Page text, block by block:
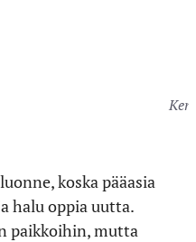
koska pääasia
halu oppia uutta.
paikkoihin, mutta